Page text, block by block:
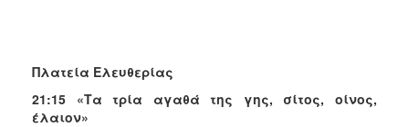
Πλατεία Ελευθερίας
21:15 «Tα τρία αγαθά της γης, σίτος, οίνος,
έλαιον»